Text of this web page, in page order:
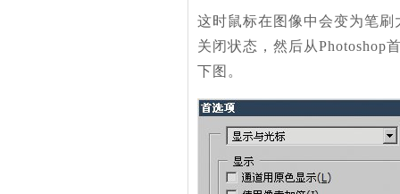
这时鼠标在图像中会变为笔
关闭状态，然后从Photoshop
下图。